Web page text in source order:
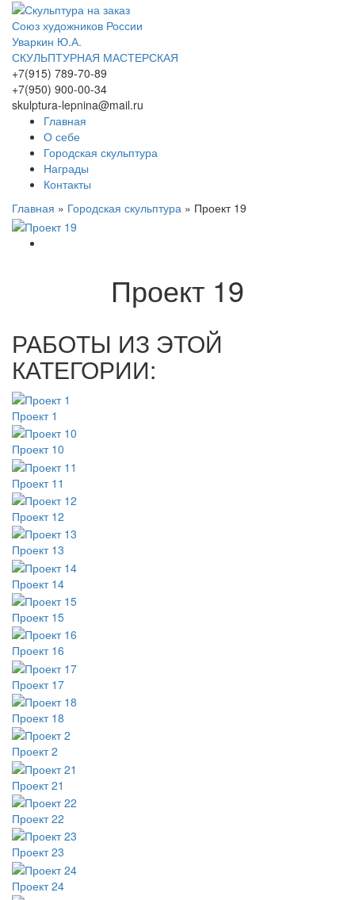
Союз художников России
Уваркин Ю.А.
СКУЛЬПТУРНАЯ МАСТЕРСКАЯ
+7(915) 789-70-89
+7(950) 900-00-34
skulptura-lepnina@mail.ru
Главная
О себе
Городская скульптура
Награды
Контакты
Главная » Городская скульптура » Проект 19
Проект 19
РАБОТЫ ИЗ ЭТОЙ
КАТЕГОРИИ:
Проект 1
Проект 10
Проект 11
Проект 12
Проект 13
Проект 14
Проект 15
Проект 16
Проект 17
Проект 18
Проект 2
Проект 21
Проект 22
Проект 23
Проект 24